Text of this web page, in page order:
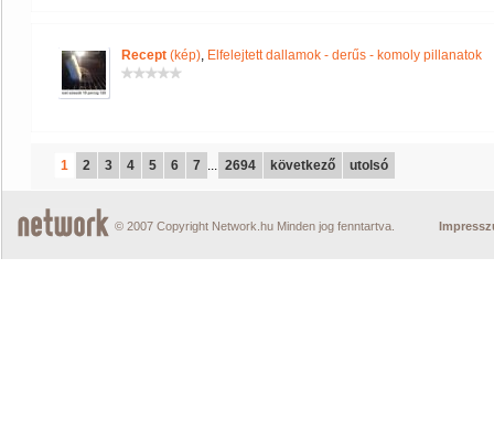
Recept (kép), Elfelejtett dallamok - derűs - komoly pillanatok
1 2 3 4 5 6 7 ... 2694 következő utolsó
© 2007 Copyright Network.hu Minden jog fenntartva.